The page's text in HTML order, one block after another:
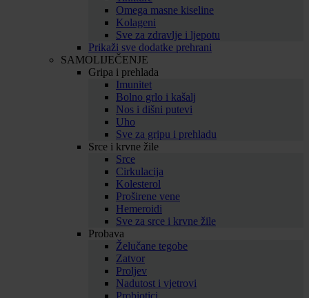
Omega masne kiseline
Kolageni
Sve za zdravlje i ljepotu
Prikaži sve dodatke prehrani
SAMOLIJEČENJE
Gripa i prehlada
Imunitet
Bolno grlo i kašalj
Nos i dišni putevi
Uho
Sve za gripu i prehladu
Srce i krvne žile
Srce
Cirkulacija
Kolesterol
Proširene vene
Hemeroidi
Sve za srce i krvne žile
Probava
Želučane tegobe
Zatvor
Proljev
Nadutost i vjetrovi
Probiotici